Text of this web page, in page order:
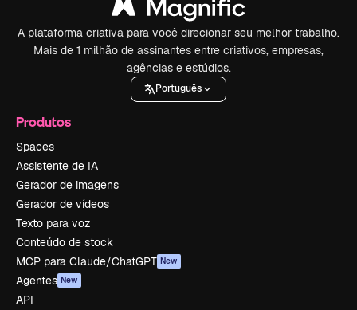
A plataforma criativa para você direcionar seu melhor trabalho.
Mais de 1 milhão de assinantes entre criativos, empresas,
agências e estúdios.
Português
Produtos
Spaces
Assistente de IA
Gerador de imagens
Gerador de vídeos
Texto para voz
Conteúdo de stock
MCP para Claude/ChatGPT New
Agentes New
API